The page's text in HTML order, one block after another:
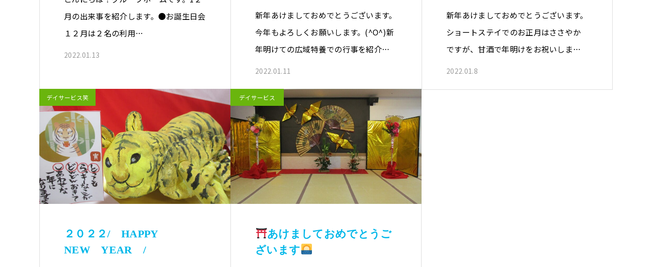
月の出来事を紹介します。●お誕生日会
１２月は２名の利用…
2022.01.13
新年あけましておめでとうございます。
今年もよろしくお願いします。(^O^)新
年明けての広域特養での行事を紹介
し…
2022.01.11
新年あけましておめでとうございます。
ショートステイでのお正月はささやか
ですが、甘酒で年明けをお祝いしまし
た。…
2022.01.8
デイサービス笑
２０２２/ HAPPY
NEW YEAR /
デイサービス
あけましておめでとうご
ざいます